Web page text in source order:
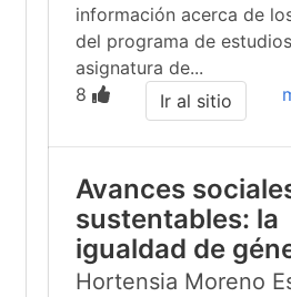
información acerca de
del programa de
asignatura de...
8
Ir al sitio
Avances
sustentables: la
igualdad de
Hortensia Moreno